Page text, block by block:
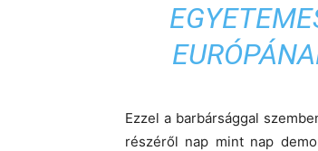
Ezzel a barbársággal
részéről nap mint nap